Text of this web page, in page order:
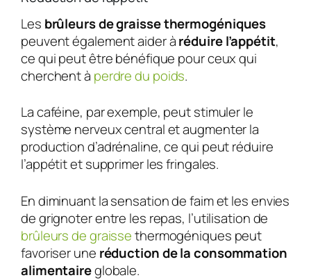
Les brûleurs de graisse thermogéniques
peuvent également aider àréduire l’appétit,
ce qui peut être bénéfique pour ceux qui
cherchent à perdre du poids.
La caféine, par exemple, peut stimuler le
système nerveux central et augmenter la
production d’adrénaline, ce qui peut réduire
l’appétit et supprimer les fringales.
En diminuant la sensation de faim et les envies
de grignoter entre les repas, l’utilisation de
brûleurs de graissethermogéniques peut
favoriser une réduction de la consommation
alimentaireglobale.